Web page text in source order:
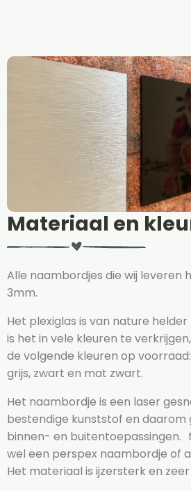
Materiaal en
Alle naambordjes die wij leveren
3mm.
Het plexiglas is van nature
is het in vele kleuren te
de volgende kleuren op
grijs, zwart en mat zwart.
Het naambordje is een laser
bestendige kunststof en daarom
binnen- en buitentoepassingen.
wel een perspex naambordje of
Het materiaal is ijzersterk en